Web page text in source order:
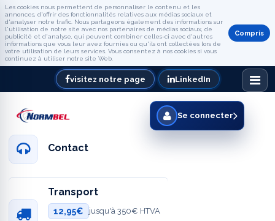
Les cookies nous permettent de personnaliser le contenu et les
annonces, d'offrir des fonctionnalités relatives aux médias sociaux et
d'analyser notre trafic. Nous partageons également des informations sur
l'utilisation de notre site avec nos partenaires de médias sociaux, de
publicité et d'analyse, qui peuvent combiner celles-ci avec d'autres
informations que vous leur avez fournies ou qu'ils ont collectées lors de
votre utilisation de leurs services. Vous consentez à nos cookies si vous
continuez à utiliser notre site Web.
Compris
visitez notre page LinkedIn
Contact
Transport
12,95€
jusqu'à 350€ HTVA
Se connecter